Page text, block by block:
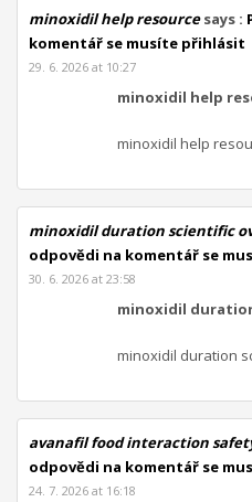
minoxidil help resourcesays :
komentář se musíte přihlásit
29. 6. 2026 at 10:27
minoxidil help
minoxidil help
minoxidil duration scientific
odpovědi na komentář se
30. 6. 2026 at 23:58
minoxidil
minoxidil duration
avanafil food interaction
odpovědi na komentář se
24. 7. 2026 at 16:18